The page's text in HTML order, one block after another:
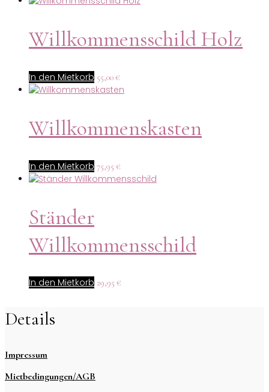
Willkommensschild Holz
In den Mietkorb 55,00 €
Willkommenskasten
In den Mietkorb 75,95 €
Ständer
Willkommensschild
In den Mietkorb 29,95 €
Details
Impressum
Mietbedingungen/AGB